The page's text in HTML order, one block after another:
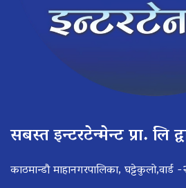
सबस्त इन्टरटेन्मेन्ट प्रा. लि
काठमान्डौ माहानगरपालिका, घट्टेकुलो,वार्ड